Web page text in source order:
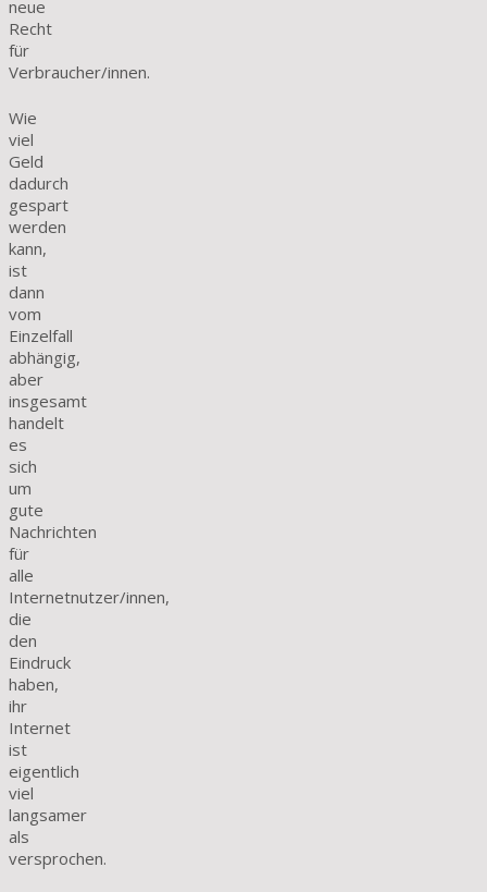
neue
Recht
für
Verbraucher/innen.
Wie
viel
Geld
dadurch
gespart
werden
kann,
ist
dann
vom
Einzelfall
abhängig,
aber
insgesamt
handelt
es
sich
um
gute
Nachrichten
für
alle
Internetnutzer/innen,
die
den
Eindruck
haben,
ihr
Internet
ist
eigentlich
viel
langsamer
als
versprochen.